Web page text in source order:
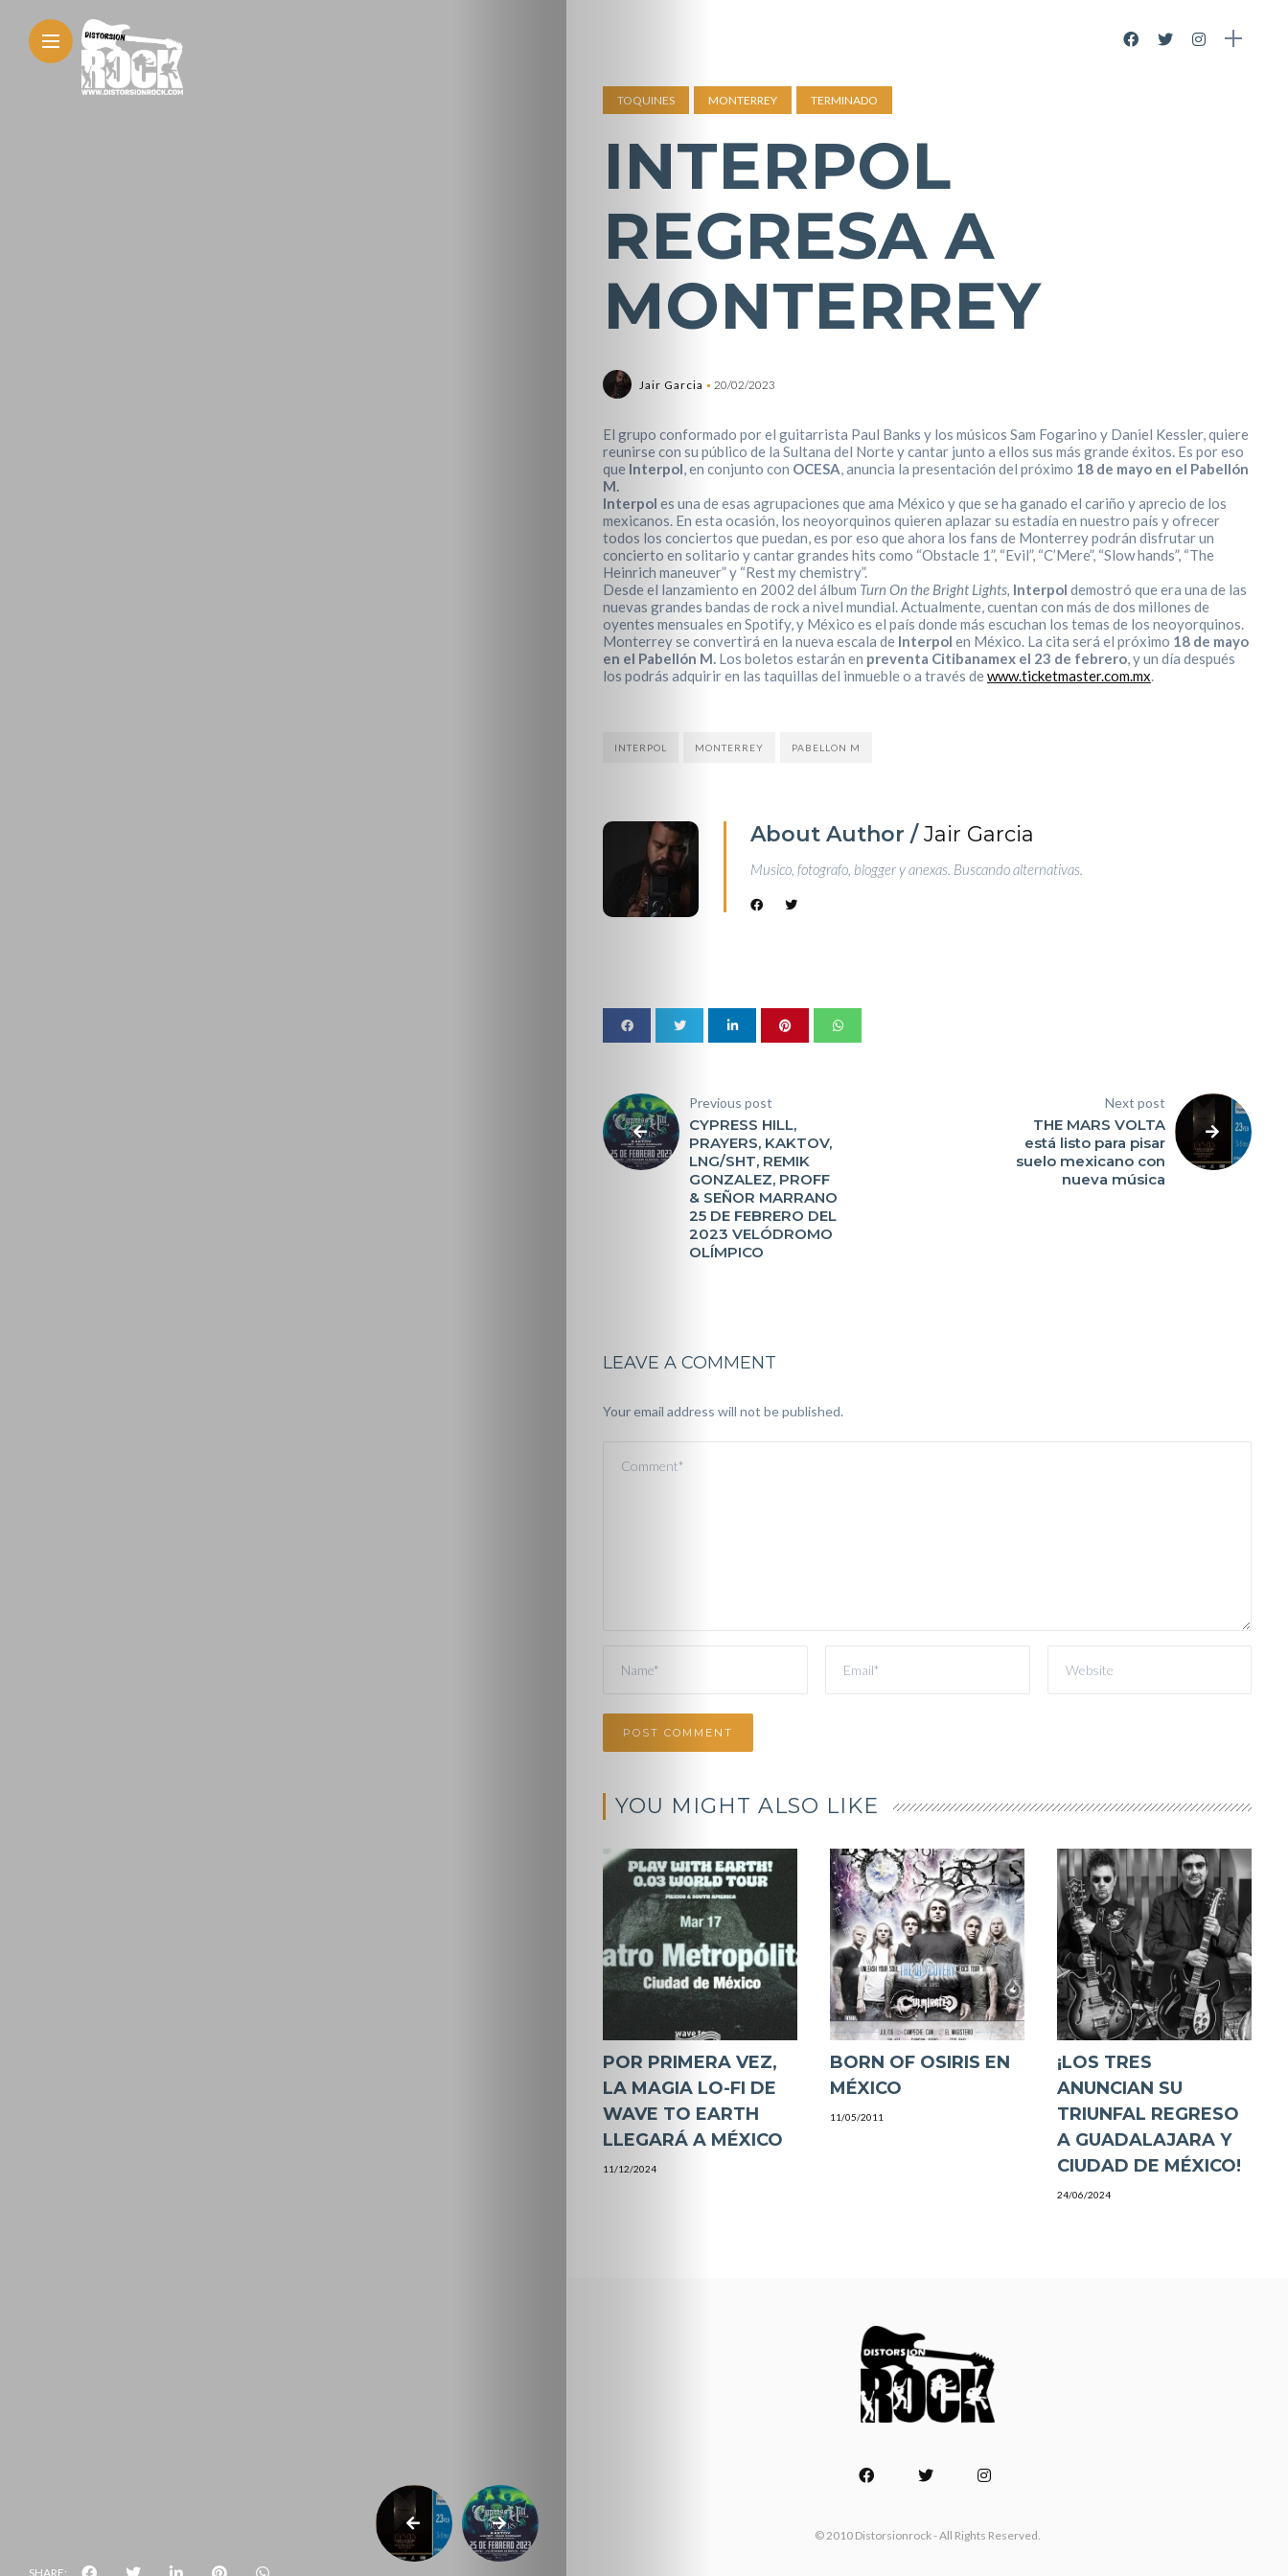
SHARE:
TOQUINES MONTERREY TERMINADO
INTERPOL
REGRESA A
MONTERREY
Jair Garcia 20/02/2023
El grupo conformado por el guitarrista Paul Banks y los músicos Sam Fogarino y Daniel Kessler, quiere
reunirse con su público de la Sultana del Norte y cantar junto a ellos sus más grande éxitos. Es por eso
que Interpol, en conjunto con OCESA, anuncia la presentación del próximo 18 de mayo en el Pabellón
M.
Interpol es una de esas agrupaciones que ama México y que se ha ganado el cariño y aprecio de los
mexicanos. En esta ocasión, los neoyorquinos quieren aplazar su estadía en nuestro país y ofrecer
todos los conciertos que puedan, es por eso que ahora los fans de Monterrey podrán disfrutar un
concierto en solitario y cantar grandes hits como “Obstacle 1”, “Evil”, “C’Mere”, “Slow hands”, “The
Heinrich maneuver” y “Rest my chemistry”.
Desde el lanzamiento en 2002 del álbum Turn On the Bright Lights, Interpol demostró que era una de las
nuevas grandes bandas de rock a nivel mundial. Actualmente, cuentan con más de dos millones de
oyentes mensuales en Spotify, y México es el país donde más escuchan los temas de los neoyorquinos.
Monterrey se convertirá en la nueva escala de Interpol en México. La cita será el próximo 18 de mayo
en el Pabellón M. Los boletos estarán en preventa Citibanamex el 23 de febrero, y un día después
los podrás adquirir en las taquillas del inmueble o a través dewww.ticketmaster.com.mx.
INTERPOL MONTERREY PABELLON M
About Author /Jair Garcia
Musico, fotografo, blogger y anexas. Buscando alternativas.
Previous post
CYPRESS HILL,
PRAYERS, KAKTOV,
LNG/SHT, REMIK
GONZALEZ, PROFF
& SEÑOR MARRANO
25 DE FEBRERO DEL
2023 VELÓDROMO
OLÍMPICO
Next post
THE MARS VOLTA
está listo para pisar
suelo mexicano con
nueva música
LEAVE A COMMENT
Your email address will not be published.
YOU MIGHT ALSO LIKE
POR PRIMERA VEZ,
LA MAGIA LO-FI DE
WAVE TO EARTH
LLEGARÁ A MÉXICO
11/12/2024
BORN OF OSIRIS EN
MÉXICO
11/05/2011
¡LOS TRES
ANUNCIAN SU
TRIUNFAL REGRESO
A GUADALAJARA Y
CIUDAD DE MÉXICO!
24/06/2024
© 2010 Distorsionrock - All Rights Reserved.